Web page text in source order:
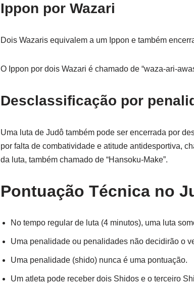
Ippon por Wazari
Dois Wazaris equivalem a um Ippon e também
O Ippon por dois Wazari é chamado de “waza-ari-
Desclassificação por
Uma luta de Judô também pode ser encerrada por
por falta de combatividade e atitude antidesportiva,
da luta, também chamado de “Hansoku-Make”.
Pontuação Técnica no
No tempo regular de luta (4 minutos), uma luta
Uma penalidade ou penalidades não decidirão o
Uma penalidade (shido) nunca é uma pontuação.
Um atleta pode receber dois Shidos e o terceiro